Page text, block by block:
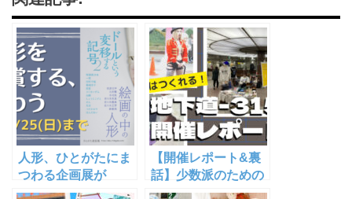
人形、ひとがたにま
つわる企画展が
11/11（金）から仙
【開催レポート&裏
話】少数派のための
マーケット「地下